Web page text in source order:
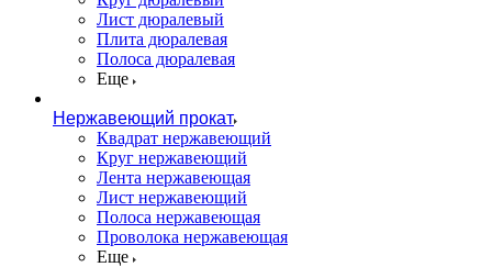
Лист дюралевый
Плита дюралевая
Полоса дюралевая
Еще
Нержавеющий прокат
Квадрат нержавеющий
Круг нержавеющий
Лента нержавеющая
Лист нержавеющий
Полоса нержавеющая
Проволока нержавеющая
Еще